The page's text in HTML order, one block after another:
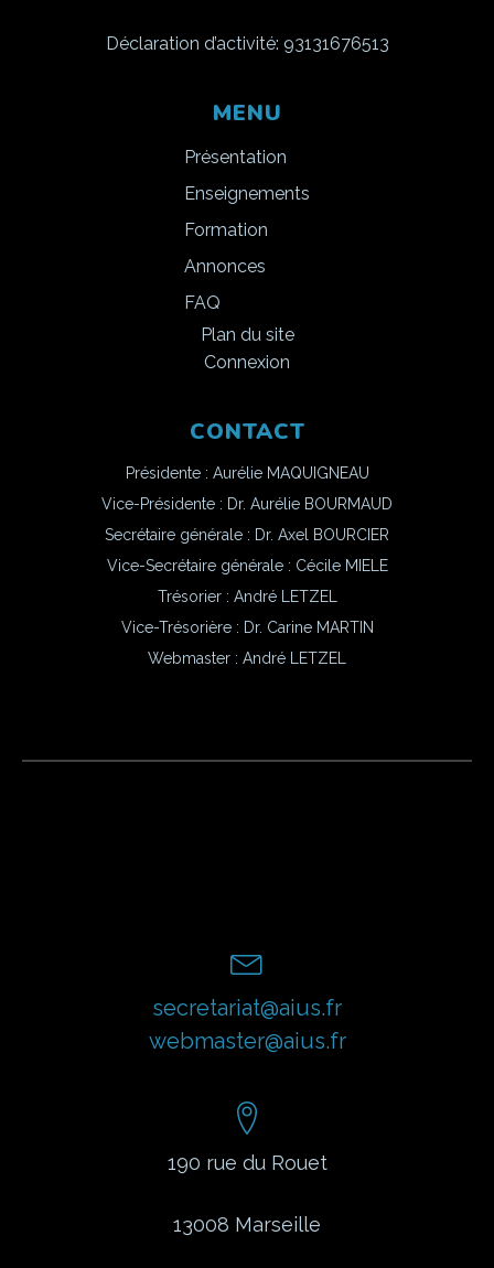
Déclaration d’activité: 93131676513
MENU
Présentation
Enseignements
Formation
Annonces
FAQ
Plan du site
Connexion
CONTACT
Présidente : Aurélie MAQUIGNEAU
Vice-Présidente : Dr. Aurélie BOURMAUD
Secrétaire générale : Dr. Axel BOURCIER
Vice-Secrétaire générale : Cécile MIELE
Trésorier : André LETZEL
Vice-Trésorière : Dr. Carine MARTIN
Webmaster : André LETZEL
secretariat@aius.fr
webmaster@aius.fr
190 rue du Rouet
13008 Marseille